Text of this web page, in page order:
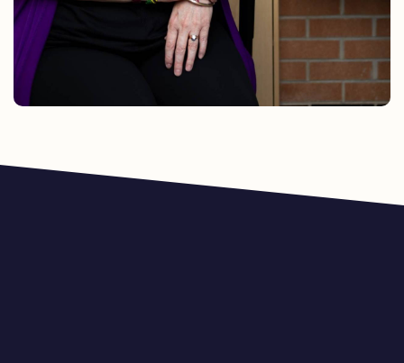
Departamento de Servicios Humanos